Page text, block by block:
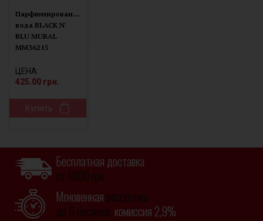
П
арфюмированая
вода BLACK N'
BLU MURAL
ММ36215
ЦЕНА:
425.00 грн.
Купить
Бесплатная доставка
от 1000 грн.
Мгновенная рассрочка
до 6 месяцев, комиссия 2,9%